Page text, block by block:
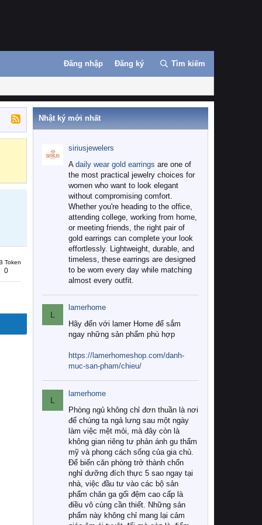
Đăng nhập Đăng ký Tìm kiếm
Token
0
Nhật ký mới nhất
siriusjewelers
A daily wear gold earrings are one of
the most practical jewelry choices for
women who want to look elegant
without compromising comfort.
Whether you're heading to the office,
attending college, working from home,
or meeting friends, the right pair of
gold earrings can complete your look
effortlessly. Lightweight, durable, and
timeless, these earrings are designed
to be worn every day while matching
almost every outfit.
L
lamerhome
Hãy đến với lamer Home để sắm
ngay những sản phẩm phù hợp
https://lamerhomeshop.com/danh-
muc-san-pham/chieu/
L
lamerhome
Phòng ngủ không chỉ đơn thuần là nơi
để chúng ta ngả lưng sau một ngày
làm việc mệt mỏi, mà đây còn là
không gian riêng tư phản ánh gu thẩm
mỹ và phong cách sống của gia chủ.
Để biến căn phòng trở thành chốn
nghỉ dưỡng đích thực 5 sao ngay tại
nhà, việc đầu tư vào các bộ sản
phẩm chăn ga gối đệm cao cấp là
điều vô cùng cần thiết. Những sản
phẩm này không chỉ mang lại cảm